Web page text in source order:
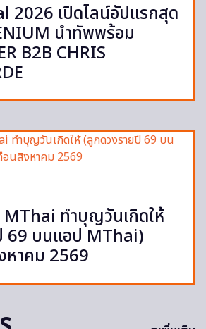
2026 เปิดไลน์อัปแรกสุด
นำทัพพร้อม
B2B CHRIS
ทำบุญวันเกิดให้
69 บนแอป MThai)
หาคม 2569